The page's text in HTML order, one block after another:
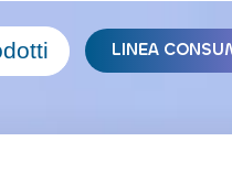
LINEA